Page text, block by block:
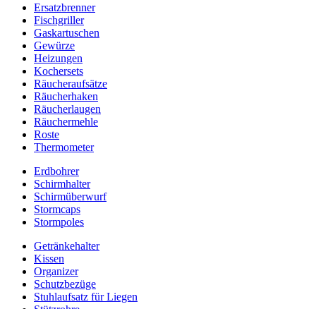
Ersatzbrenner
Fischgriller
Gaskartuschen
Gewürze
Heizungen
Kochersets
Räucheraufsätze
Räucherhaken
Räucherlaugen
Räuchermehle
Roste
Thermometer
Erdbohrer
Schirmhalter
Schirmüberwurf
Stormcaps
Stormpoles
Getränkehalter
Kissen
Organizer
Schutzbezüge
Stuhlaufsatz für Liegen